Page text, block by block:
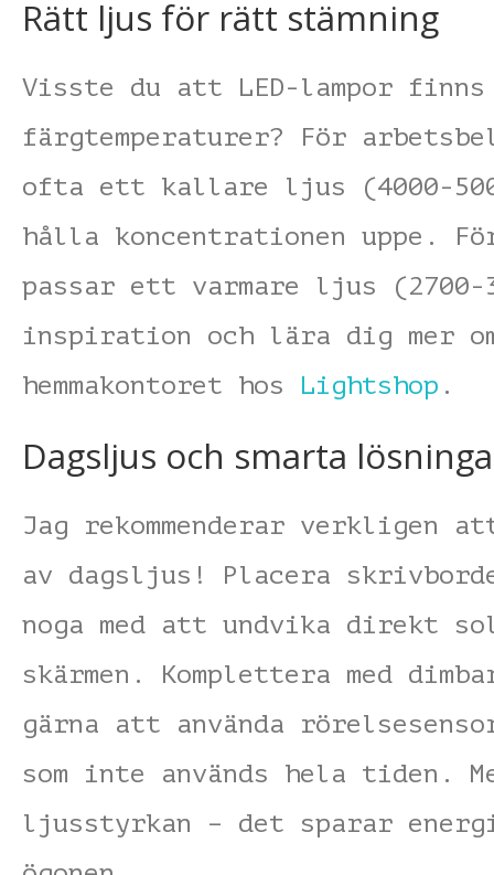
Rätt ljus för rätt stämning
Visste du att LED-lampor
färgtemperaturer? För
ofta ett kallare ljus (4000-
hålla koncentrationen uppe.
passar ett varmare ljus
inspiration och lära dig mer
hemmakontoret hos Lightshop .
Dagsljus och smarta
Jag rekommenderar verkligen
av dagsljus! Placera
noga med att undvika direkt
skärmen. Komplettera med
gärna att använda
som inte används hela tiden.
ljusstyrkan – det sparar